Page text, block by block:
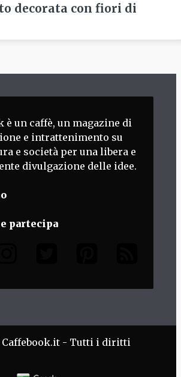
decorata con fiori di
è un caffè, un magazine di
e intrattenimento su
e società per una libera e
divulgazione delle idee.
partecipa
Caffebook.it - Tutti i diritti